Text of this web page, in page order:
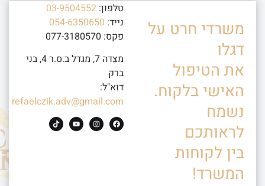
משרדי חרט על
דגלו
את הטיפול
האישי בלקוח.
נשמח
לראותכם
בין לקוחות
המשרד!
טלפון: 03-9504552
נייד: 054-6350650
פקס: 077-3180570
מצדה 7, מגדל ב.ס.ר 4, בני
ברק
דוא"ל:
refaelczik.adv@gmail.com